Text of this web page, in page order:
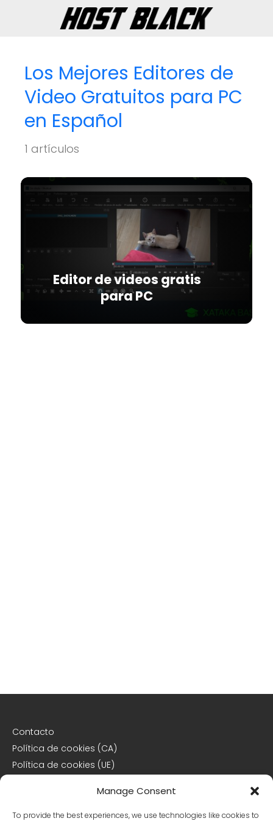
Manage Consent
To provide the best experiences, we use technologies like cookies to
Los Mejores Editores de
Video Gratuitos para PC
en Español
1 artículos
Editor de videos gratis
para PC
Contacto
Política de cookies (CA)
Política de cookies (UE)
Declaración de privacidad